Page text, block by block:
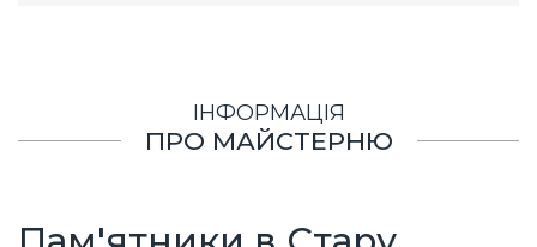
ІНФОРМАЦІЯ
ПРО МАЙСТЕРНЮ